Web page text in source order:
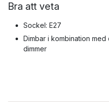
Bra att veta
Sockel: E27
Dimbar i kombination
dimmer